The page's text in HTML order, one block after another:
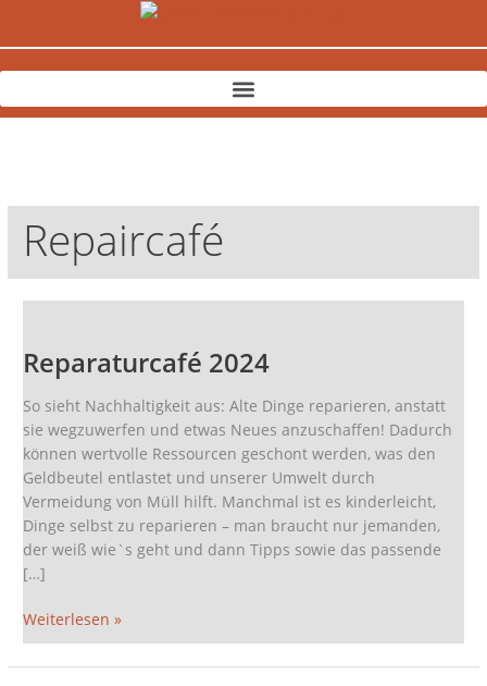
Repaircafé
Reparaturcafé 2024
So sieht Nachhaltigkeit aus: Alte Dinge reparieren, anstatt
sie wegzuwerfen und etwas Neues anzuschaffen! Dadurch
können wertvolle Ressourcen geschont werden, was den
Geldbeutel entlastet und unserer Umwelt durch
Vermeidung von Müll hilft. Manchmal ist es kinderleicht,
Dinge selbst zu reparieren – man braucht nur jemanden,
der weiß wie`s geht und dann Tipps sowie das passende
[…]
Weiterlesen »